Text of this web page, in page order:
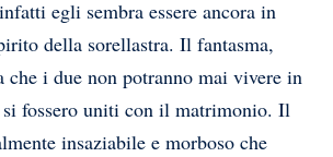
egli sembra essere ancora in
della sorellastra. Il fantasma,
che i due non potranno mai vivere in
si fossero uniti con il matrimonio. Il
insaziabile e morboso che